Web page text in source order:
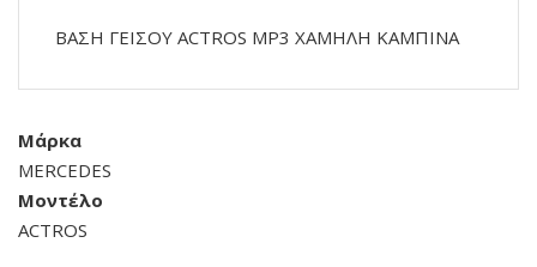
ΒΑΣΗ ΓΕΙΣΟΥ ACTROS MP3 ΧΑΜΗΛΗ ΚΑΜΠΙΝΑ
Μάρκα
MERCEDES
Μοντέλο
ACTROS